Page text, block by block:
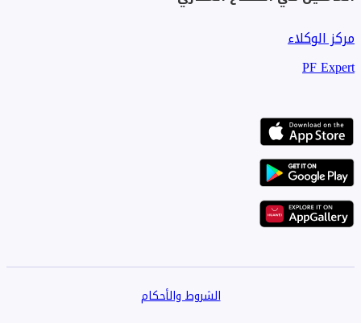
مركز الوكلاء
PF Expert
الشروط والأحكام